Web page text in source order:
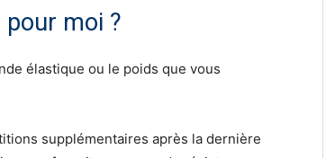
pour moi ?
élastique ou le poids que vous
supplémentaires après la dernière